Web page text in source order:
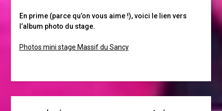
En prime (parce qu’on vous aime !), voici le lien vers
l’album photo du stage.
Photos mini stage Massif du Sancy